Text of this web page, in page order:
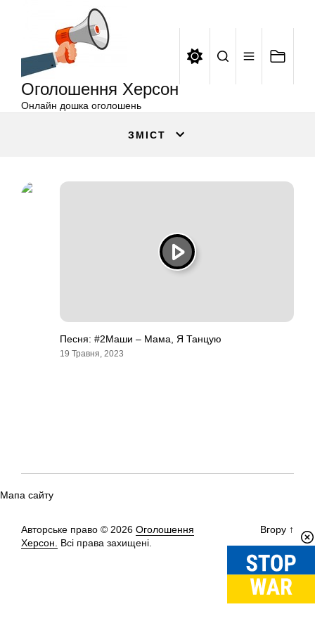
Оголошення Херсон
Онлайн дошка оголошень
ЗМІСТ
Песня: #2Маши – Мама, Я Танцую
19 Травня, 2023
Мапа сайту
Авторське право © 2026 Оголошення
Херсон.
Всі права захищені.
Вгору ↑